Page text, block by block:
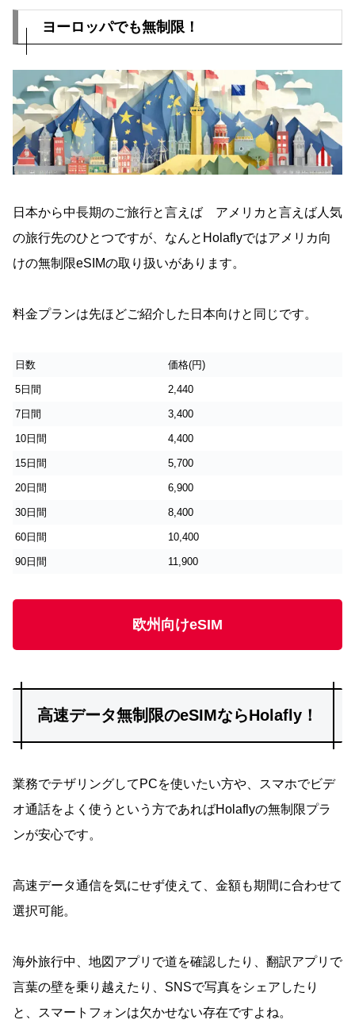
ヨーロッパでも無制限！
日本から中長期のご旅行と言えば アメリカと言えば人気
の旅行先のひとつですが、なんとHolaflyではアメリカ向
けの無制限eSIMの取り扱いがあります。
料金プランは先ほどご紹介した日本向けと同じです。
日数 価格(円)
5日間 2,440
7日間 3,400
10日間 4,400
15日間 5,700
20日間 6,900
30日間 8,400
60日間 10,400
90日間 11,900
欧州向けeSIM
高速データ無制限のeSIMならHolafly！
業務でテザリングしてPCを使いたい方や、スマホでビデ
オ通話をよく使うという方であればHolaflyの無制限プラ
ンが安心です。
高速データ通信を気にせず使えて、金額も期間に合わせて
選択可能。
海外旅行中、地図アプリで道を確認したり、翻訳アプリで
言葉の壁を乗り越えたり、SNSで写真をシェアしたり
と、スマートフォンは欠かせない存在ですよね。